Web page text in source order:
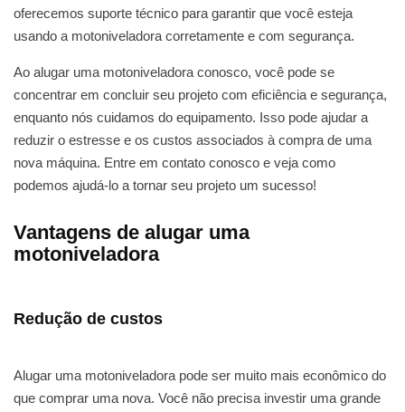
oferecemos suporte técnico para garantir que você esteja
usando a motoniveladora corretamente e com segurança.
Ao alugar uma motoniveladora conosco, você pode se
concentrar em concluir seu projeto com eficiência e segurança,
enquanto nós cuidamos do equipamento. Isso pode ajudar a
reduzir o estresse e os custos associados à compra de uma
nova máquina. Entre em contato conosco e veja como
podemos ajudá-lo a tornar seu projeto um sucesso!
Vantagens de alugar uma
motoniveladora
Redução de custos
Alugar uma motoniveladora pode ser muito mais econômico do
que comprar uma nova. Você não precisa investir uma grande